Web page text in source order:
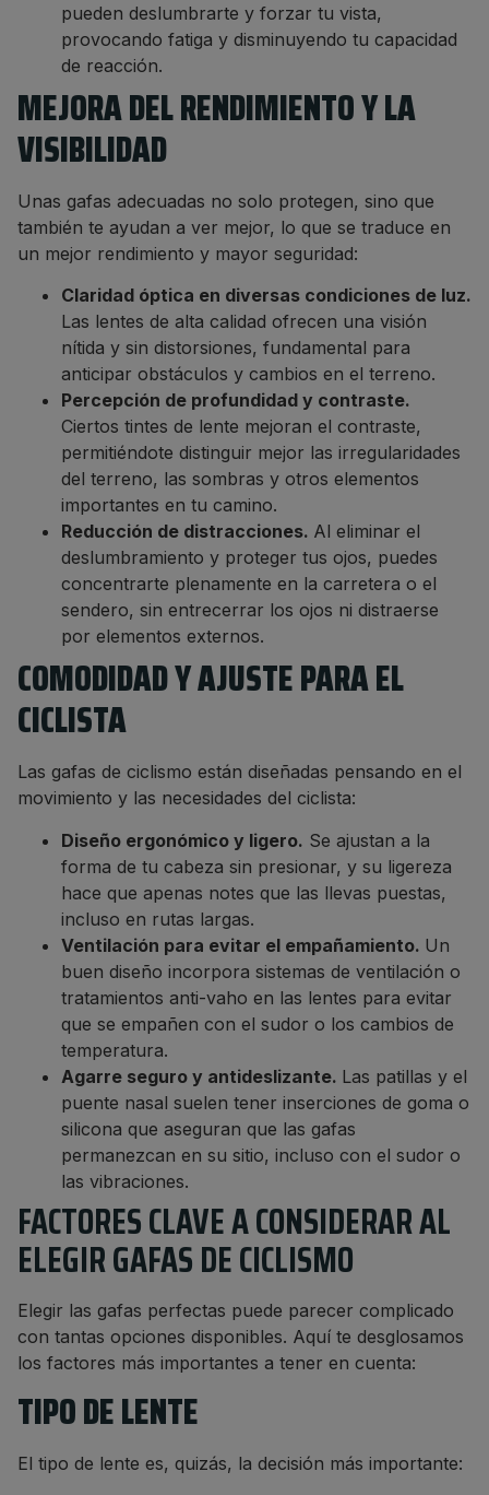
pueden deslumbrarte y forzar tu vista,
provocando fatiga y disminuyendo tu capacidad
de reacción.
MEJORA DEL RENDIMIENTO Y LA
VISIBILIDAD
Unas gafas adecuadas no solo protegen, sino que
también te ayudan a ver mejor, lo que se traduce en
un mejor rendimiento y mayor seguridad:
Claridad óptica en diversas condiciones de luz.
Las lentes de alta calidad ofrecen una visión
nítida y sin distorsiones, fundamental para
anticipar obstáculos y cambios en el terreno.
Percepción de profundidad y contraste.
Ciertos tintes de lente mejoran el contraste,
permitiéndote distinguir mejor las irregularidades
del terreno, las sombras y otros elementos
importantes en tu camino.
Reducción de distracciones. Al eliminar el
deslumbramiento y proteger tus ojos, puedes
concentrarte plenamente en la carretera o el
sendero, sin entrecerrar los ojos ni distraerse
por elementos externos.
COMODIDAD Y AJUSTE PARA EL
CICLISTA
Las gafas de ciclismo están diseñadas pensando en el
movimiento y las necesidades del ciclista:
Diseño ergonómico y ligero. Se ajustan a la
forma de tu cabeza sin presionar, y su ligereza
hace que apenas notes que las llevas puestas,
incluso en rutas largas.
Ventilación para evitar el empañamiento. Un
buen diseño incorpora sistemas de ventilación o
tratamientos anti-vaho en las lentes para evitar
que se empañen con el sudor o los cambios de
temperatura.
Agarre seguro y antideslizante. Las patillas y el
puente nasal suelen tener inserciones de goma o
silicona que aseguran que las gafas
permanezcan en su sitio, incluso con el sudor o
las vibraciones.
FACTORES CLAVE A CONSIDERAR AL
ELEGIR GAFAS DE CICLISMO
Elegir las gafas perfectas puede parecer complicado
con tantas opciones disponibles. Aquí te desglosamos
los factores más importantes a tener en cuenta:
TIPO DE LENTE
El tipo de lente es, quizás, la decisión más importante: